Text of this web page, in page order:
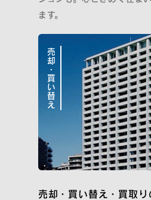
ます。
売却・買い替え
売却・買い替え・買取り